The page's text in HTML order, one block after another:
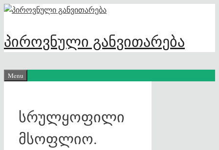
Skip
content
პიროვნული განვითარება
Menu
სრულყოფილი
მსოფლიო.